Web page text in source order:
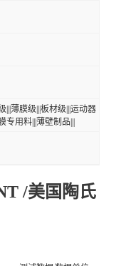
|||薄膜级|||板材级|||运动器
专用料|||薄壁制品|||
/美国陶氏